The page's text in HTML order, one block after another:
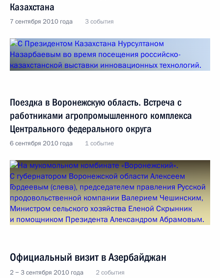
Казахстана
7 сентября 2010 года 3 события
Поездка в Воронежскую область. Встреча с
работниками агропромышленного комплекса
Центрального федерального округа
6 сентября 2010 года 1 событие
Официальный визит в Азербайджан
2 − 3 сентября 2010 года 2 события